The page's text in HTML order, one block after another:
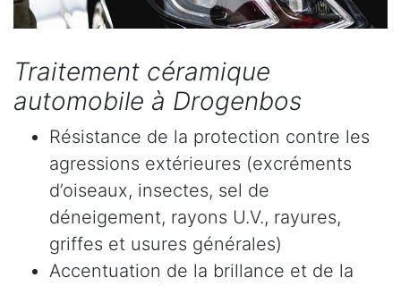
Traitement céramique
automobile à Drogenbos
Résistance de la protection contre les
agressions extérieures (excréments
d’oiseaux, insectes, sel de
déneigement, rayons U.V., rayures,
griffes et usures générales)
Accentuation de la brillance et de la